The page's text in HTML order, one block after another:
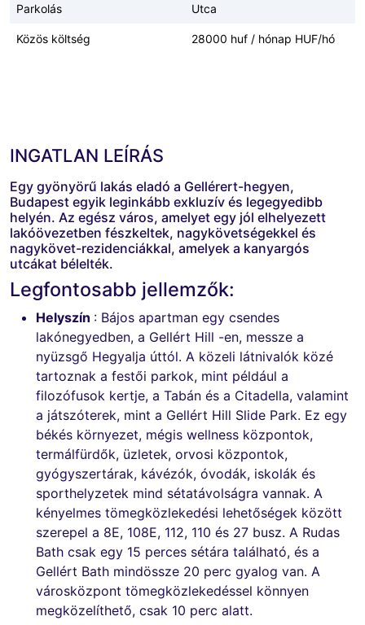
Parkolás Utca
Közös költség 28000 huf / hónap HUF/hó
INGATLAN LEÍRÁS
Egy gyönyörű lakás eladó a Gellérert-hegyen,
Budapest egyik leginkább exkluzív és legegyedibb
helyén. Az egész város, amelyet egy jól elhelyezett
lakóövezetben fészkeltek, nagykövetségekkel és
nagykövet-rezidenciákkal, amelyek a kanyargós
utcákat bélelték.
Legfontosabb jellemzők:
Helyszín : Bájos apartman egy csendes
lakónegyedben, a Gellért Hill -en, messze a
nyüzsgő Hegyalja úttól. A közeli látnivalók közé
tartoznak a festői parkok, mint például a
filozófusok kertje, a Tabán és a Citadella, valamint
a játszóterek, mint a Gellért Hill Slide Park. Ez egy
békés környezet, mégis wellness központok,
termálfürdők, üzletek, orvosi központok,
gyógyszertárak, kávézók, óvodák, iskolák és
sporthelyzetek mind sétatávolságra vannak. A
kényelmes tömegközlekedési lehetőségek között
szerepel a 8E, 108E, 112, 110 és 27 busz. A Rudas
Bath csak egy 15 perces sétára található, és a
Gellért Bath mindössze 20 perc gyalog van. A
városközpont tömegközlekedéssel könnyen
megközelíthető, csak 10 perc alatt.